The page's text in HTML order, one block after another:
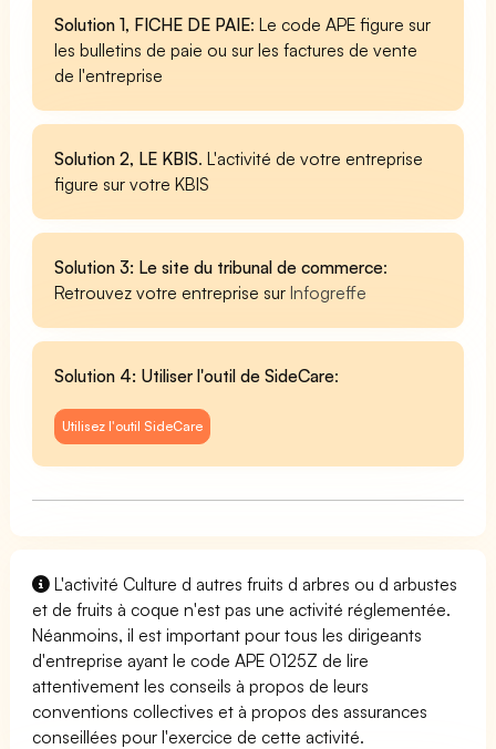
Solution 1, FICHE DE PAIE: Le code APE figure sur
les bulletins de paie ou sur les factures de vente
de l'entreprise
Solution 2, LE KBIS. L'activité de votre entreprise
figure sur votre KBIS
Solution 3: Le site du tribunal de commerce:
Retrouvez votre entreprise surInfogreffe
Solution 4: Utiliser l'outil de SideCare:
Utilisez l'outil SideCare
L'activité Culture d autres fruits d arbres ou d arbustes
et de fruits à coque n'est pas une activité réglementée.
Néanmoins, il est important pour tous les dirigeants
d'entreprise ayant le code APE 0125Z de lire
attentivement les conseils à propos de leurs
conventions collectives et à propos des assurances
conseillées pour l'exercice de cette activité.